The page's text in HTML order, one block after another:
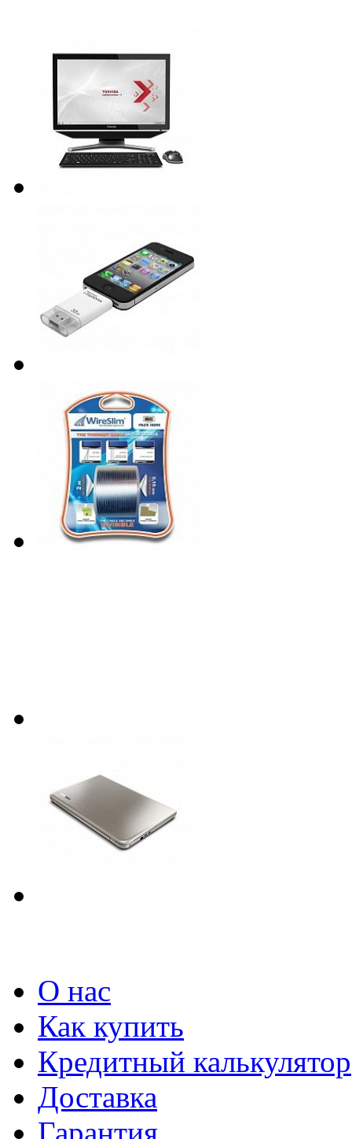
О нас
Как купить
Кредитный калькулятор
Доставка